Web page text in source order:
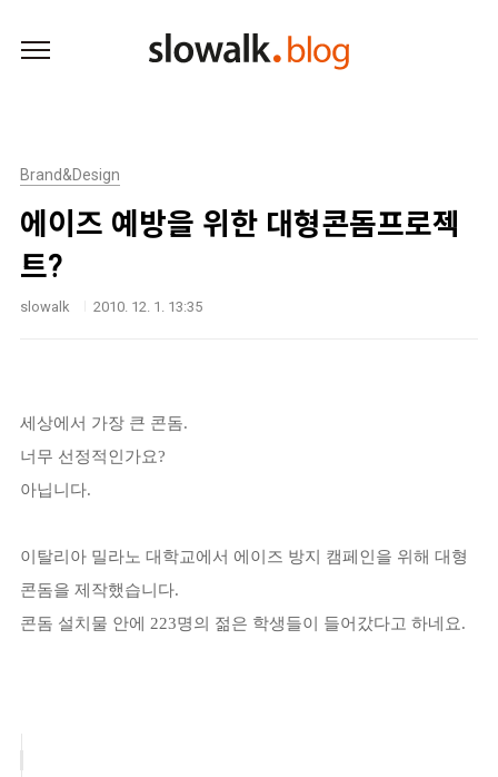
Brand&Design
에이즈 예방을 위한 대형콘돔프로젝
트?
slowalk 2010. 12. 1. 13:35
세상에서 가장 큰 콘돔.
너무 선정적인가요?
아닙니다.
이탈리아 밀라노 대학교에서 에이즈 방지 캠페인을 위해 대형
콘돔을 제작했습니다.
콘돔 설치물 안에 223명의 젊은 학생들이 들어갔다고 하네요.